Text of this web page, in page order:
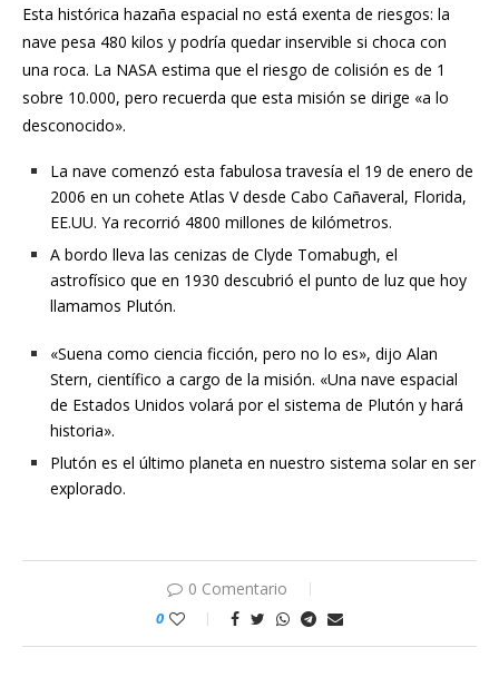
Esta histórica hazaña espacial no está exenta de riesgos: la
nave pesa 480 kilos y podría quedar inservible si choca con
una roca. La NASA estima que el riesgo de colisión es de 1
sobre 10.000, pero recuerda que esta misión se dirige «a lo
desconocido».
La nave comenzó esta fabulosa travesía el 19 de enero de
2006 en un cohete Atlas V desde Cabo Cañaveral, Florida,
EE.UU. Ya recorrió 4800 millones de kilómetros.
A bordo lleva las cenizas de Clyde Tomabugh, el
astrofísico que en 1930 descubrió el punto de luz que hoy
llamamos Plutón.
«Suena como ciencia ficción, pero no lo es», dijo Alan
Stern, científico a cargo de la misión. «Una nave espacial
de Estados Unidos volará por el sistema de Plutón y hará
historia».
Plutón es el último planeta en nuestro sistema solar en ser
explorado.
0 Comentario
0